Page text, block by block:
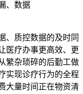
、数据
质控数据的及时同
医疗办事更高效、更
繁杂琐碎的后勤工做
实现诊疗行为的全程
大量时间正在物资清